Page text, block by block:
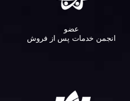
عضو
انجمن خدمات پس از فروش